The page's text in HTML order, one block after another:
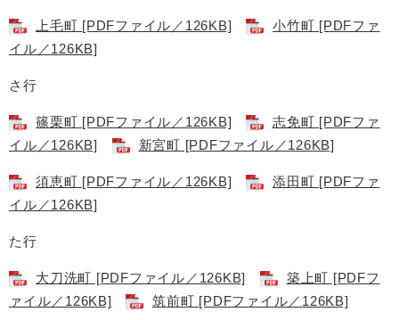
上毛町 [PDFファイル／126KB]
小竹町 [PDFファ
イル／126KB]
さ行
篠栗町 [PDFファイル／126KB]
志免町 [PDFファ
イル／126KB]
新宮町 [PDFファイル／126KB]
須恵町 [PDFファイル／126KB]
添田町 [PDFファ
イル／126KB]
た行
大刀洗町 [PDFファイル／126KB]
築上町 [PDFフ
ァイル／126KB]
筑前町 [PDFファイル／126KB]